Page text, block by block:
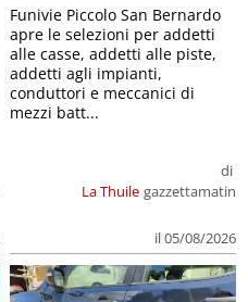
La Thuile
di
gazzettamatin
il 05/08/2026
Funivie Piccolo San Bernardo
apre le selezioni per addetti
alle casse, addetti alle piste,
addetti agli impianti,
conduttori e meccanici di
mezzi batt...